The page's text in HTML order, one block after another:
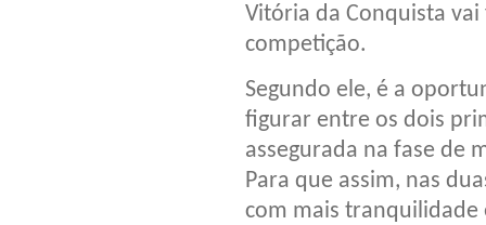
Vitória da Conquista
competição.
Segundo ele, é a
figurar entre os dois
assegurada na fase de
Para que assim, nas
com mais tranquilidade